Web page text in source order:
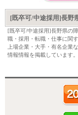
[既卒可/中途採用]長野
[既卒可/中途採用]長野県の
職・採用・転職・仕事に関
上場企業・大手・有名企業
情報情報を掲載しています。